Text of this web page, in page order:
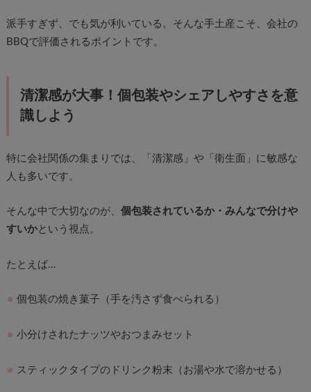
派手すぎず、でも気が利いている。そんな手土産こそ、会社の
BBQで評価されるポイントです。
清潔感が大事！個包装やシェアしやすさを意
識しよう
特に会社関係の集まりでは、「清潔感」や「衛生面」に敏感な
人も多いです。
そんな中で大切なのが、 個包装されているか・みんなで分けや
すいかという視点。
たとえば…
個包装の焼き菓子（手を汚さず食べられる）
小分けされたナッツやおつまみセット
スティックタイプのドリンク粉末（お湯や水で溶かせる）